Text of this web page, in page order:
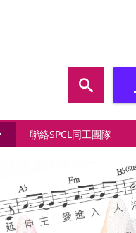
聯絡SPCL同工團隊